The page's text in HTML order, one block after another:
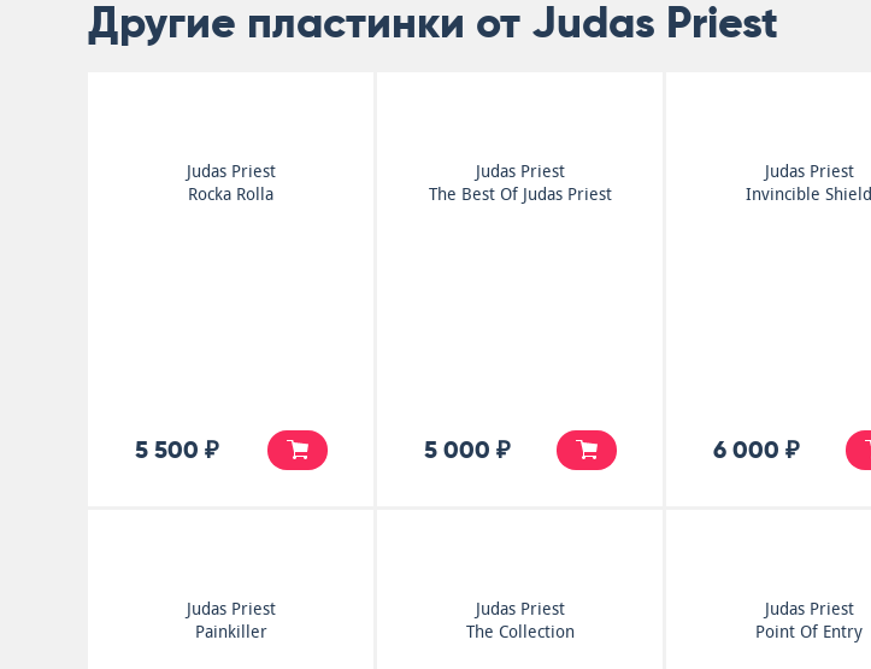
Другие пластинки от Judas Priest
Judas Priest
Rocka Rolla
5 500 ₽
Judas Priest
The Best Of Judas Priest
5 000 ₽
Judas Priest
Invincible Shield
6 000 ₽
Judas Priest
Painkiller
Judas Priest
The Collection
Judas Priest
Point Of Entry